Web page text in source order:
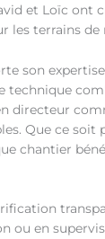
et Loïc ont
les terrains de
son
technique
directeur
Que ce soit
chantier
ou en